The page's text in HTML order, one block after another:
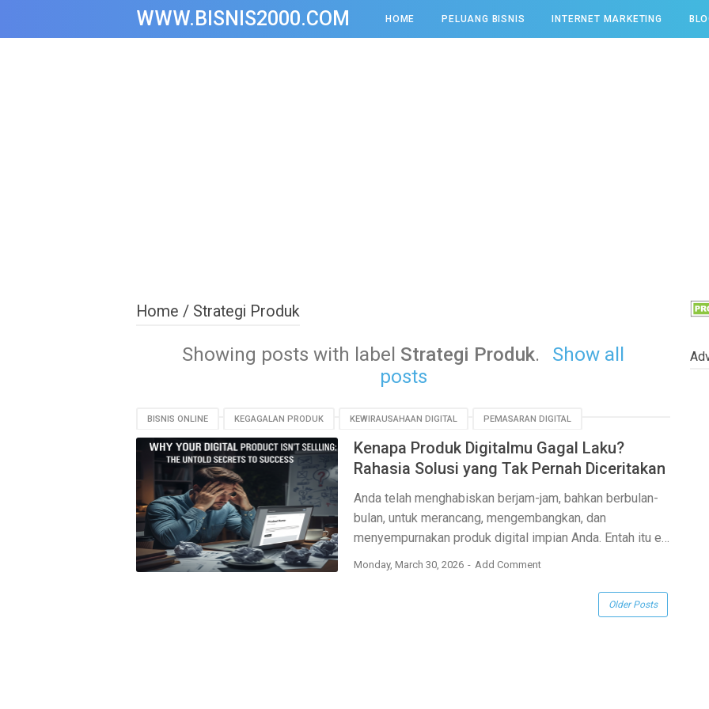
WWW.BISNIS2000.COM HOME PELUANG BISNIS INTERNET MARKETING
Home / Strategi Produk
Showing posts with label Strategi Produk.
Show all
posts
BISNIS ONLINE KEGAGALAN PRODUK KEWIRAUSAHAAN DIGITAL PEMASARAN DIGITAL
PENGALAMAN PENGGUNA PRODUK DIGITAL RISET PASAR STRATEGI PRODUK
Kenapa Produk Digitalmu Gagal Laku?
Rahasia Solusi yang Tak Pernah Diceritakan
Anda telah menghabiskan berjam-jam, bahkan berbulan-
bulan, untuk merancang, mengembangkan, dan
menyempurnakan produk digital impian Anda. Entah itu e…
Monday, March 30, 2026 Add Comment
Older Posts